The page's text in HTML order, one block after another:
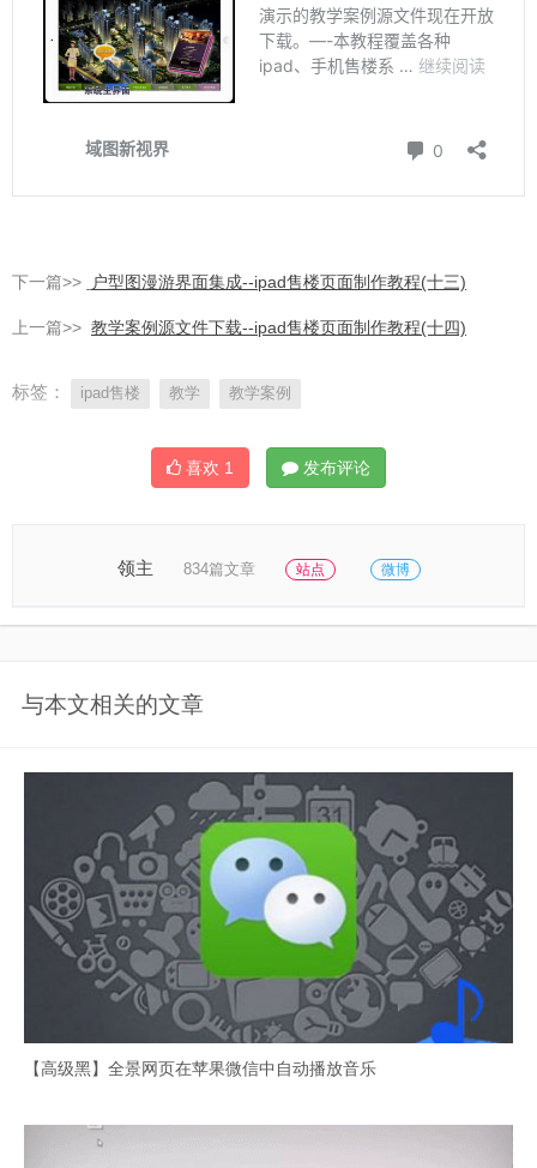
下一篇>> 户型图漫游界面集成--ipad售楼页面制作教程(十三)
上一篇>> 教学案例源文件下载--ipad售楼页面制作教程(十四)
标签： ipad售楼 教学 教学案例
喜欢 1 发布评论
领主 834篇文章 站点 微博
与本文相关的文章
【高级黑】全景网页在苹果微信中自动播放音乐